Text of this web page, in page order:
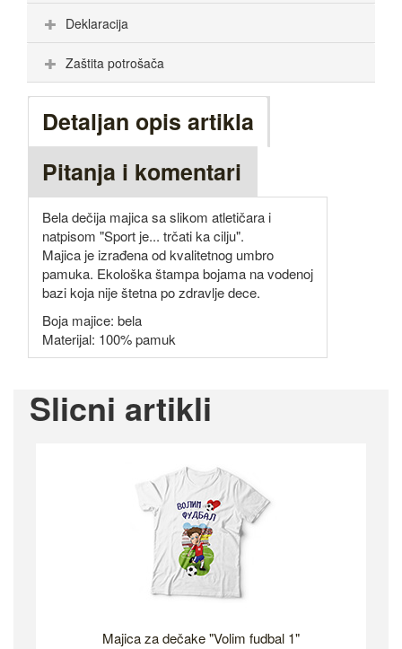
Deklaracija
Zaštita potrošača
Detaljan opis artikla
Pitanja i komentari
Bela dečija majica sa slikom atletičara i
natpisom "Sport je... trčati ka cilju".
Majica je izrađena od kvalitetnog umbro
pamuka. Ekološka štampa bojama na vodenoj
bazi koja nije štetna po zdravlje dece.
Boja majice: bela
Materijal: 100% pamuk
Slicni artikli
Majica za dečake "Volim fudbal 1"